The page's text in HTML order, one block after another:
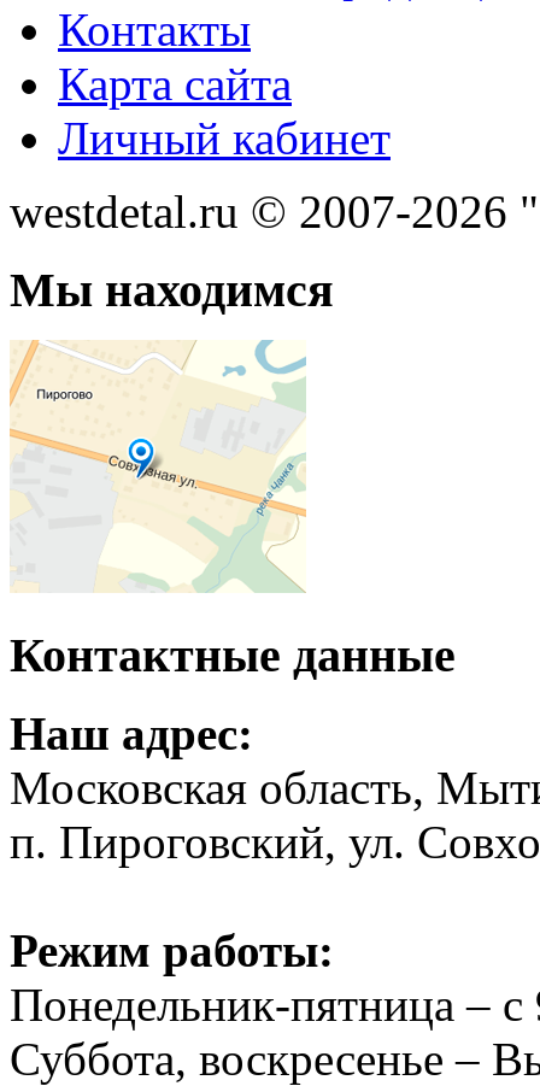
Контакты
Карта сайта
Личный кабинет
westdetal.ru © 2007-2026
Мы находимся
Контактные данные
Наш адрес:
Московская область,
п. Пироговский, ул.
Режим работы:
Понедельник-пятница –
Суббота, воскресенье –